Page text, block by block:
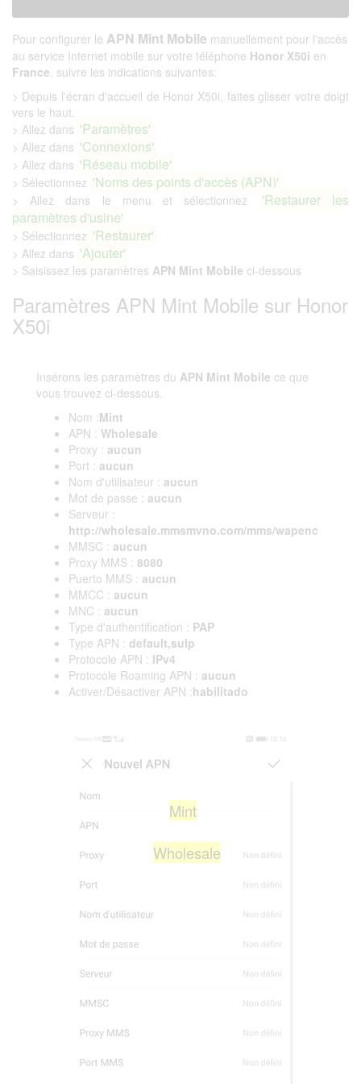
Pour configurer le APN Mint Mobile manuellement pour l'accès
au service Internet mobile sur votre téléphone Honor X50i en
France, suivre les indications suivantes:
> Depuis l'écran d'accueil de Honor X50i, faites glisser votre doigt
vers le haut.
> Allez dans 'Paramètres'
> Allez dans 'Connexions'
> Allez dans 'Réseau mobile'
> Sélectionnez 'Noms des points d'accès (APN)'
> Allez dans le menu et sélectionnez
'Restaurer les
paramètres d'usine'
> Sélectionnez 'Restaurer'
> Allez dans 'Ajouter'
> Saisissez les paramètres APN Mint Mobile ci-dessous
Paramètres APN Mint Mobile sur Honor
X50i
Insérons les paramètres du APN Mint Mobile ce que
vous trouvez ci-dessous.
Nom :Mint
APN : Wholesale
Proxy : aucun
Port : aucun
Nom d'utilisateur : aucun
Mot de passe : aucun
Serveur :
http://wholesale.mmsmvno.com/mms/wapenc
MMSC : aucun
Proxy MMS : 8080
Puerto MMS : aucun
MMCC : aucun
MNC : aucun
Type d'authentification : PAP
Type APN : default,sulp
Protocole APN : IPv4
Protocole Roaming APN : aucun
Activer/Désactiver APN :habilitado
Wholesale
Mint